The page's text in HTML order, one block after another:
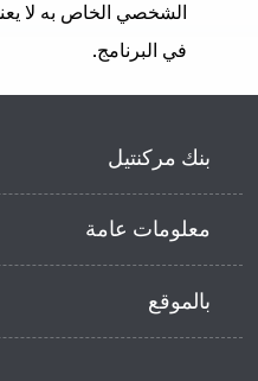
الشخصي الخاص به لا
في البرنامج.
بنك مركنتيل
معلومات عامة
بالموقع